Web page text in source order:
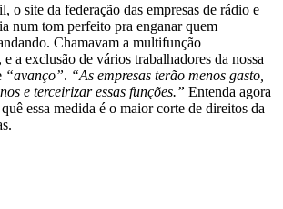
o site da federação das empresas de rádio e
num tom perfeito pra enganar quem
Chamavam a multifunção
, e a exclusão de vários trabalhadores da nossa
“avanço”. “As empresas terão menos gasto,
e terceirizar essas funções.” Entenda agora
essa medida é o maior corte de direitos da